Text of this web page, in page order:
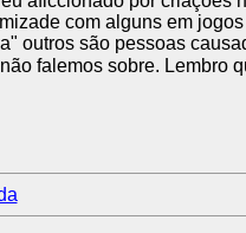
com alguns em
outros são pessoas
falemos sobre. Lembro